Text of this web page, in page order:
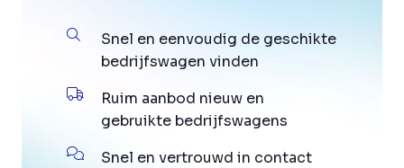
Snel en eenvoudig de geschikte
bedrijfswagen vinden
Ruim aanbod nieuw en
gebruikte bedrijfswagens
Snel en vertrouwd in contact